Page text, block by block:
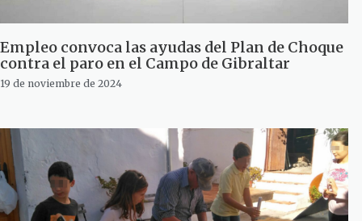
Empleo convoca las ayudas del Plan de Choque
contra el paro en el Campo de Gibraltar
19 de noviembre de 2024